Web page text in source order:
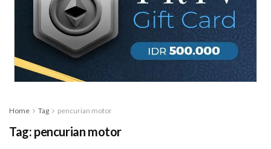
Home Tag pencurian motor
Tag: pencurian motor